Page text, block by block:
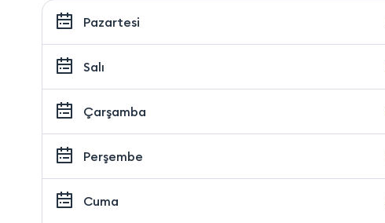
Pazartesi
Salı
Çarşamba
Perşembe
Cuma